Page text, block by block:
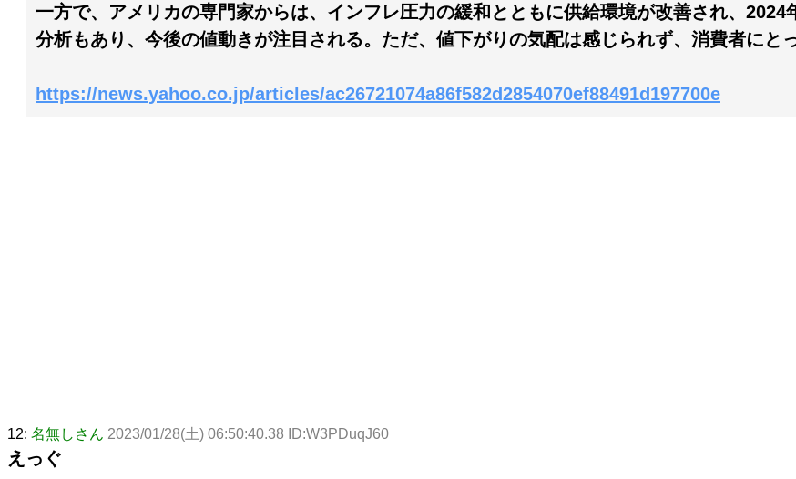
一方で、アメリカの専門家からは、インフレ圧力の緩和とともに供給環境が改善され、
分析もあり、今後の値動きが注目される。ただ、値下がりの気配は感じられず、消費者にと
https://news.yahoo.co.jp/articles/ac26721074a86f582d2854070ef88491d197700e
12: 名無しさん 2023/01/28(土) 06:50:40.38 ID:W3PDuqJ60
えっぐ